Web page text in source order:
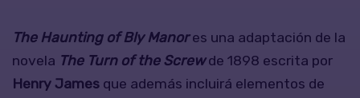
The Haunting of Bly Manores una adaptación de la
novela The Turn of the Screwde 1898 escrita por
Henry James que además incluirá elementos de